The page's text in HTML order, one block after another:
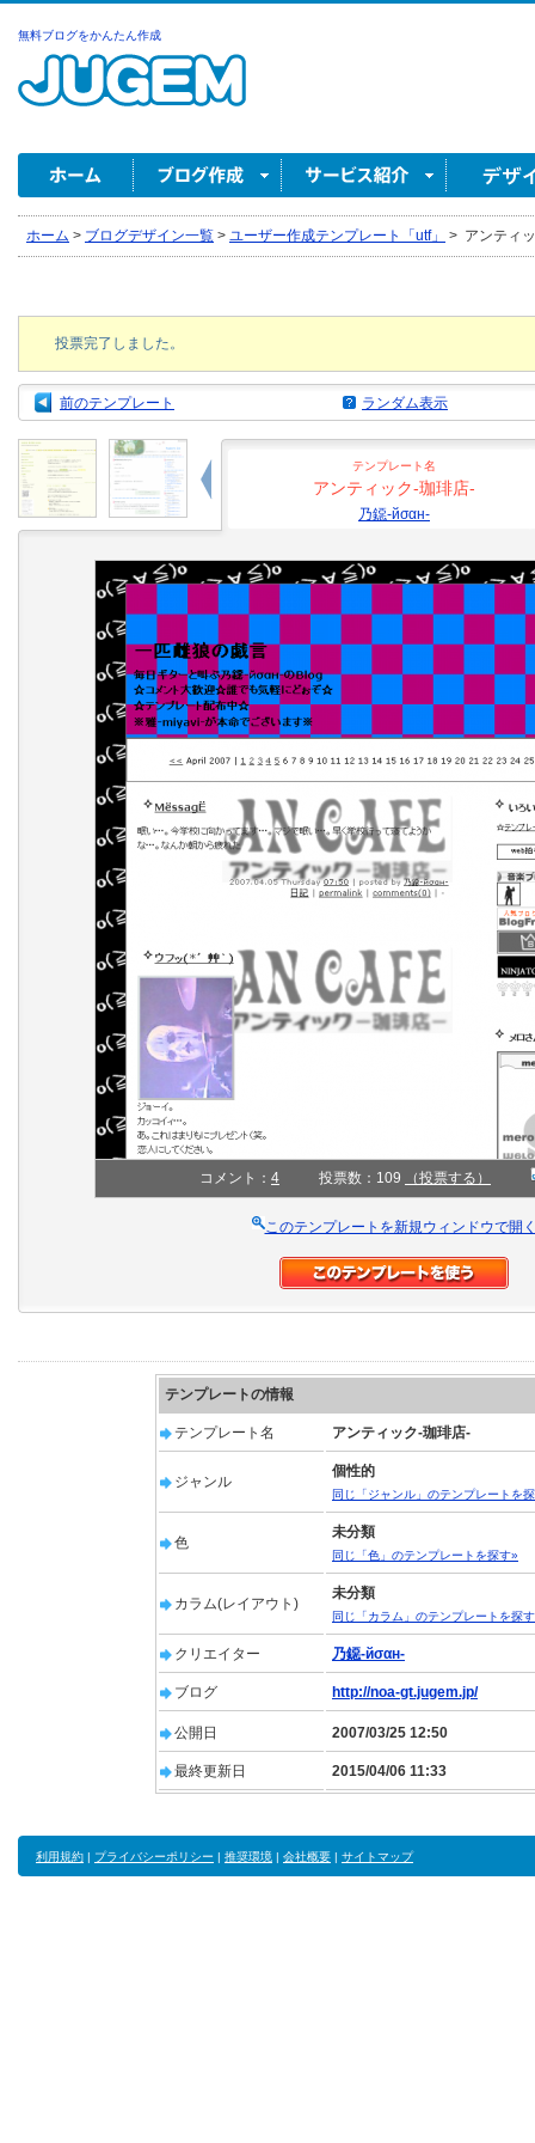
無料ブログをかんたん作成
ホーム > ブログデザイン一覧 > ユーザー作成テンプレート「utf」 > アンティ
投票完了しました。
前のテンプレート ランダム表示
テンプレート名
アンティック-珈琲店-
乃鐚-йσαн-
コメント： 4 投票数：109 （投票する）
このテンプレートを新規ウィンドウで開
テンプレートの情報
テンプレート名 アンティック-珈琲店-
ジャンル
個性的
同じ「ジャンル」のテンプレートを
色
未分類
同じ「色」のテンプレートを探す»
カラム(レイアウト)
未分類
同じ「カラム」のテンプレートを探
クリエイター 乃鐚-йσαн-
ブログ http://noa-gt.jugem.jp/
公開日 2007/03/25 12:50
最終更新日 2015/04/06 11:33
利用規約 | プライバシーポリシー | 推奨環境 | 会社概要 | サイトマップ